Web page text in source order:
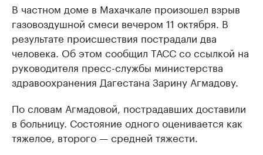
В частном доме в Махачкале произошел взрыв
газовоздушной смеси вечером 11 октября. В
результате происшествия пострадали два
человека. Об этом сообщил ТАСС со ссылкой на
руководителя пресс-службы министерства
здравоохранения Дагестана Зарину Агмадову.
По словам Агмадовой, пострадавших доставили
в больницу. Состояние одного оценивается как
тяжелое, второго — средней тяжести.